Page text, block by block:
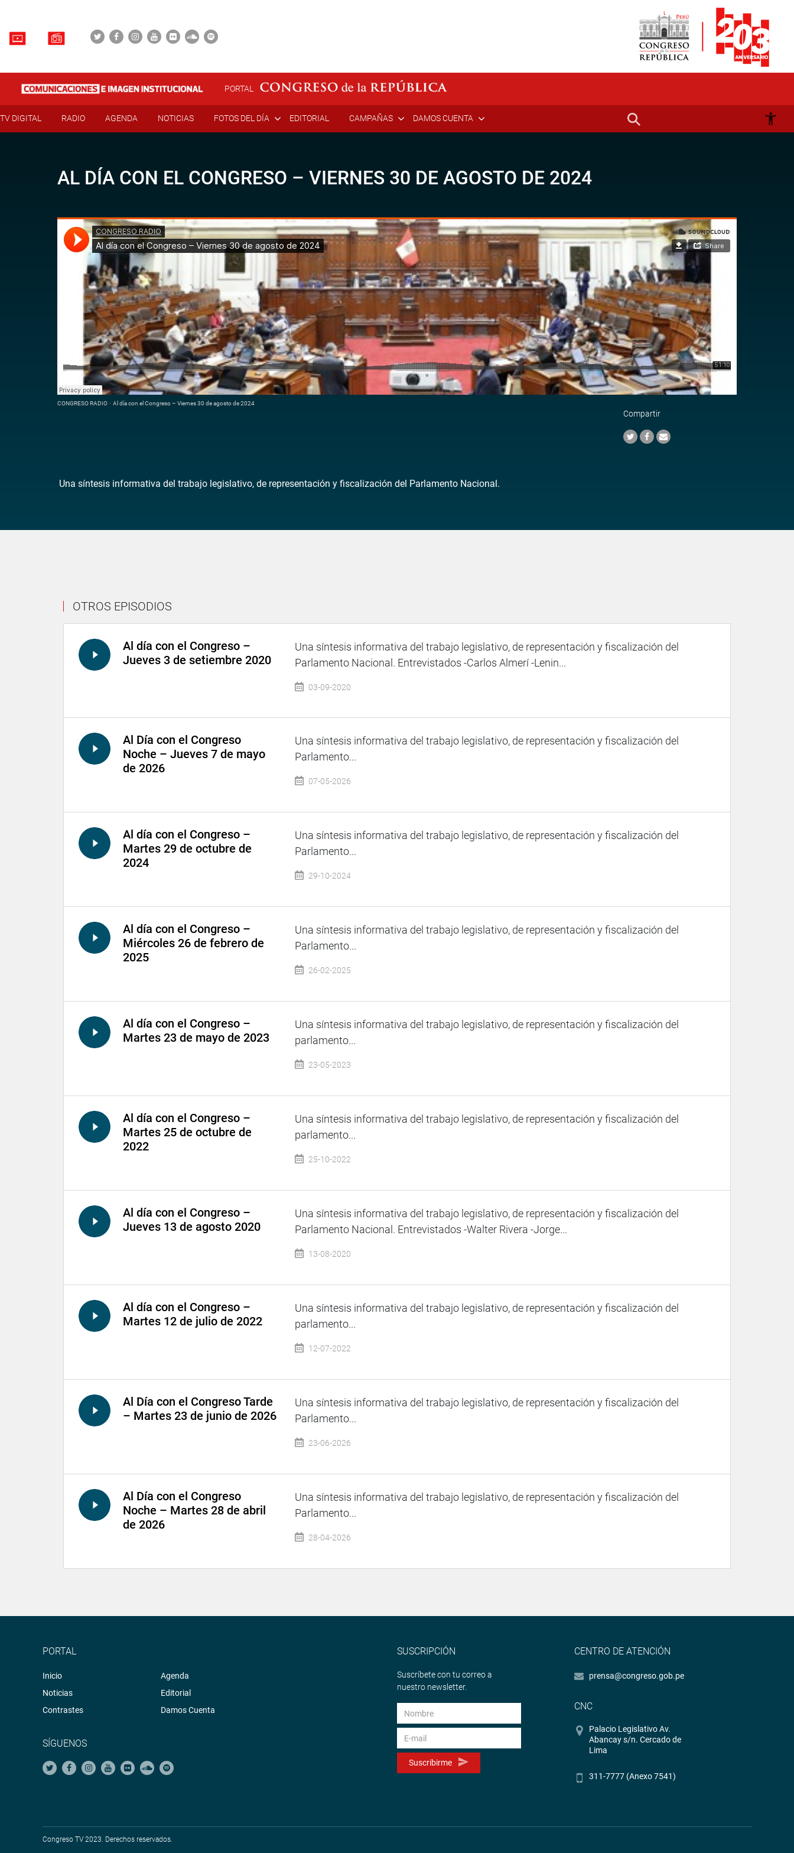
PORTAL
TV DIGITAL RADIO AGENDA NOTICIAS FOTOS DEL DÍA EDITORIAL CAMPAÑAS DAMOS CUENTA
AL DÍA CON EL CONGRESO – VIERNES 30 DE AGOSTO DE 2024
CONGRESO RADIO · Al día con el Congreso – Viernes 30 de agosto de 2024
Compartir
Una síntesis informativa del trabajo legislativo, de representación y fiscalización del Parlamento Nacional.
OTROS EPISODIOS
Al día con el Congreso –
Jueves 3 de setiembre 2020
Una síntesis informativa del trabajo legislativo, de representación y fiscalización del
Parlamento Nacional. Entrevistados -Carlos Almerí -Lenin...
03-09-2020
Al Día con el Congreso
Noche – Jueves 7 de mayo
de 2026
Una síntesis informativa del trabajo legislativo, de representación y fiscalización del
Parlamento...
07-05-2026
Al día con el Congreso –
Martes 29 de octubre de
2024
Una síntesis informativa del trabajo legislativo, de representación y fiscalización del
Parlamento...
29-10-2024
Al día con el Congreso –
Miércoles 26 de febrero de
2025
Una síntesis informativa del trabajo legislativo, de representación y fiscalización del
Parlamento...
26-02-2025
Al día con el Congreso –
Martes 23 de mayo de 2023
Una síntesis informativa del trabajo legislativo, de representación y fiscalización del
parlamento...
23-05-2023
Al día con el Congreso –
Martes 25 de octubre de
2022
Una síntesis informativa del trabajo legislativo, de representación y fiscalización del
parlamento...
25-10-2022
Al día con el Congreso –
Jueves 13 de agosto 2020
Una síntesis informativa del trabajo legislativo, de representación y fiscalización del
Parlamento Nacional. Entrevistados -Walter Rivera -Jorge...
13-08-2020
Al día con el Congreso –
Martes 12 de julio de 2022
Una síntesis informativa del trabajo legislativo, de representación y fiscalización del
parlamento...
12-07-2022
Al Día con el Congreso Tarde
– Martes 23 de junio de 2026
Una síntesis informativa del trabajo legislativo, de representación y fiscalización del
Parlamento...
23-06-2026
Al Día con el Congreso
Noche – Martes 28 de abril
de 2026
Una síntesis informativa del trabajo legislativo, de representación y fiscalización del
Parlamento...
28-04-2026
PORTAL
Inicio
Noticias
Contrastes
Agenda
Editorial
Damos Cuenta
SÍGUENOS
SUSCRIPCIÓN
Suscríbete con tu correo a
nuestro newsletter.
Suscribirme
CENTRO DE ATENCIÓN
prensa@congreso.gob.pe
CNC
Palacio Legislativo Av.
Abancay s/n. Cercado de
Lima
311-7777 (Anexo 7541)
Congreso TV 2023. Derechos reservados.